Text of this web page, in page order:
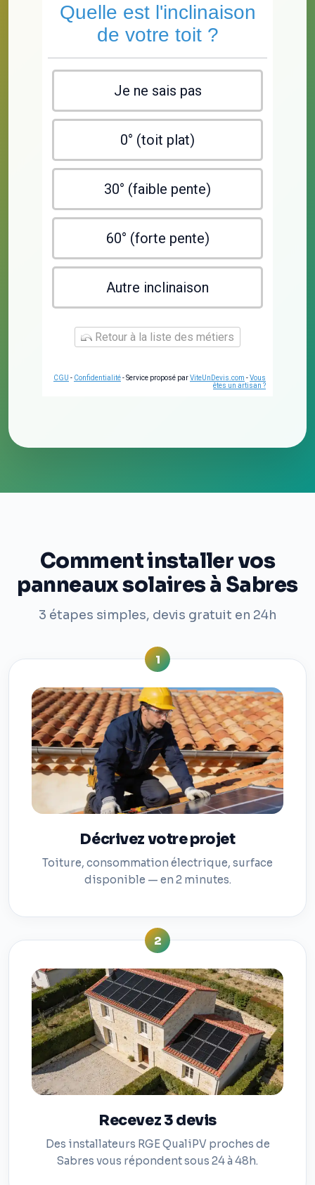
Quelle est l'inclinaison
de votre toit ?
Je ne sais pas
0° (toit plat)
30° (faible pente)
60° (forte pente)
Autre inclinaison
Retour à la liste des métiers
CGU - Confidentialité- Service proposé parViteUnDevis.com -Vous
êtes un artisan ?
Comment installer vos
panneaux solaires à Sabres
3 étapes simples, devis gratuit en 24h
1
Décrivez votre projet
Toiture, consommation électrique, surface
disponible — en 2 minutes.
2
Recevez 3 devis
Des installateurs RGE QualiPV proches de
Sabres vous répondent sous 24 à 48h.